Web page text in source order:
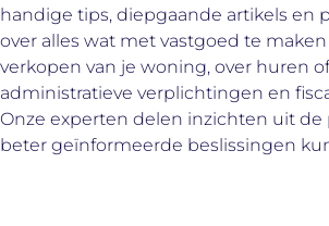
handige tips, diepgaande artikels en
over alles wat met vastgoed te
verkopen van je woning, over huren
administratieve verplichtingen en
Onze experten delen inzichten uit de
beter geïnformeerde beslissingen